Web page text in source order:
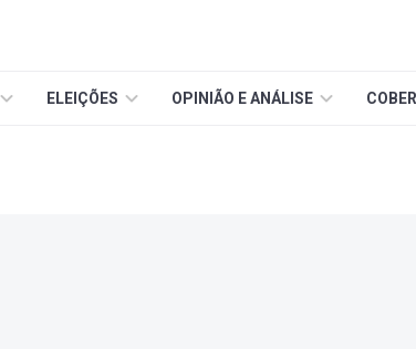
ELEIÇÕES OPINIÃO E ANÁLISE